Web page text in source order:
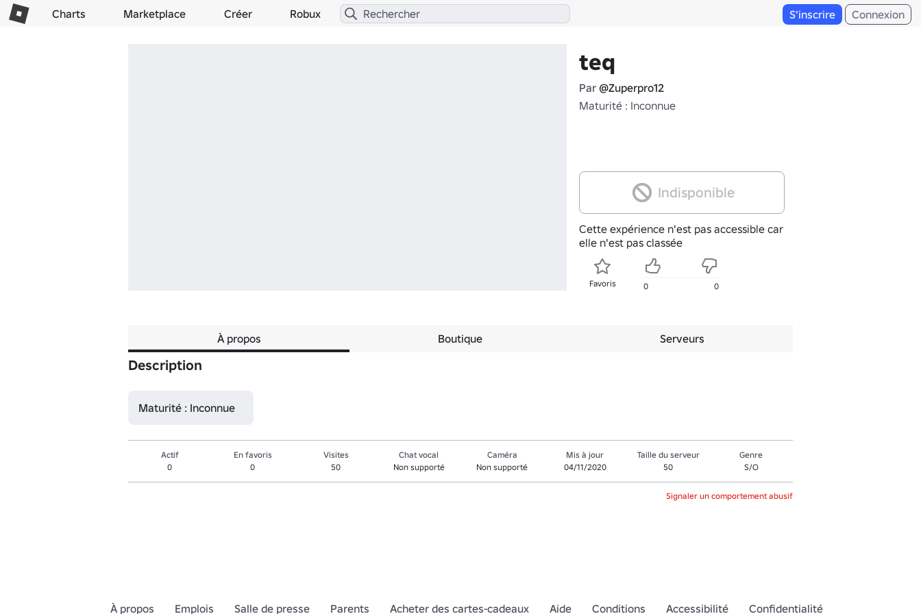
Charts Marketplace Créer Robux S'inscrire Connexion
teq
Par @Zuperpro12
Maturité : Inconnue
Indisponible
Cette expérience n'est pas accessible car
elle n'est pas classée
Favoris 0 0
À propos Boutique Serveurs
Description
Maturité : Inconnue
Actif
0
En favoris
0
Visites
50
Chat vocal
Non supporté
Caméra
Non supporté
Mis à jour
04/11/2020
Taille du serveur
50
Genre
S/O
Signaler un comportement abusif
À propos Emplois Salle de presse Parents Acheter des cartes-cadeaux Aide Conditions Accessibilité Confidentialité